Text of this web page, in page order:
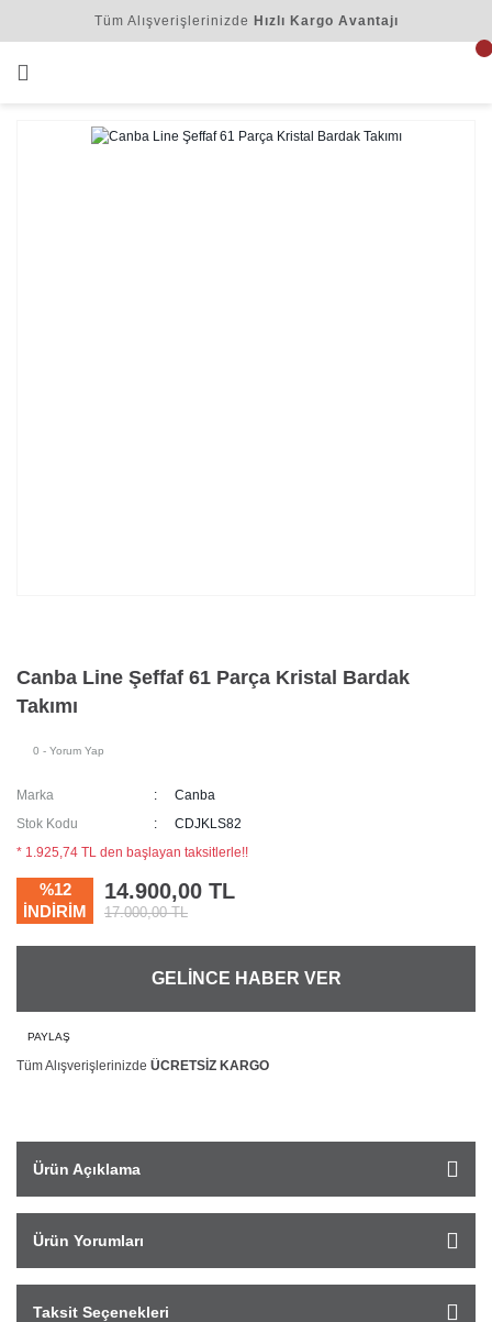
Tüm Alışverişlerinizde Hızlı Kargo Avantajı
Canba Line Şeffaf 61 Parça Kristal Bardak
Takımı
0 - Yorum Yap
Marka
Canba
Stok Kodu
CDJKLS82
* 1.925,74 TL den başlayan taksitlerle!!
%12
İNDİRİM
14.900,00 TL
17.000,00 TL
GELİNCE HABER VER
PAYLAŞ
Tüm Alışverişlerinizde ÜCRETSİZ KARGO
Ürün Açıklama
Ürün Yorumları
Taksit Seçenekleri